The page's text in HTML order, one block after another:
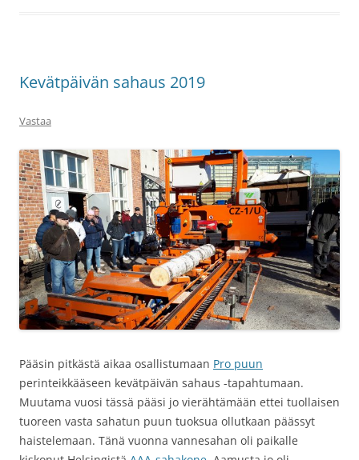
Kevätpäivän sahaus 2019
Vastaa
Pääsin pitkästä aikaa osallistumaan Pro puun
perinteikkääseen kevätpäivän sahaus -tapahtumaan.
Muutama vuosi tässä pääsi jo vierähtämään ettei tuollaisen
tuoreen vasta sahatun puun tuoksua ollutkaan päässyt
haistelemaan. Tänä vuonna vannesahan oli paikalle